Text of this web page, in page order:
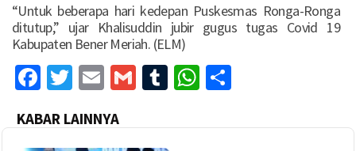
“Untuk beberapa hari kedepan Puskesmas Ronga-Ronga
ditutup,” ujar Khalisuddin jubir gugus tugas Covid 19
Kabupaten Bener Meriah. (ELM)
Facebook
Twitter
EmailGmailTumblrWhatsApp
KABAR LAINNYA